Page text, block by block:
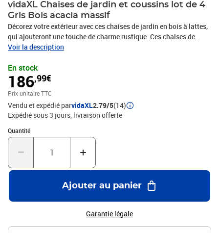
vidaXL Chaises de jardin et coussins lot de 4
Gris Bois acacia massif
Décorez votre extérieur avec ces chaises de jardin en bois à lattes,
qui ajouteront une touche de charme rustique. Ces chaises de
jardin sont en bois d’acacia massif, ce qui les rend robustes et
coussin comporte deux ensembles de cordes pour le fixer
solidement sur la chaise d’extérieur.Couleur : grisCouleur des
coussins : beigeMatériau : bois d'acacia massif avec une finition
grise délavéeMatériau du coussin : tissu (100 %
polyester)Dimensions totales : 61 x 57 x 92 cm (l x P x
H)Dimensions du siège : 52 x 48 cm (l x P)Hauteur du siège à partir
du sol : 47,5 cmDimensions du coussin : 50 x 50 x 4 cm (L x l x
é)L'assemblage est requisLa livraison contient :4 x chaise4 x
coussin
Voir la description
En stock
186,99€
Prix unitaire TTC
Vendu et expédié parvidaXL2.79/5(14)
Expédié sous 3 jours livraison offerte
Quantité
Quantité : 1
Ajouter au panier
Garantie légale